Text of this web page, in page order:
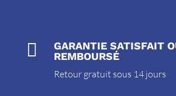

GARANTIE SATISFAIT
REMBOURSÉ
Retour gratuit sous 14 jours